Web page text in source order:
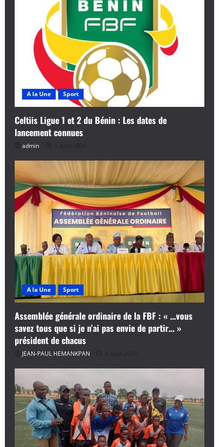
A la Une Sport
Celtiis Ligue 1 et 2 du Bénin : Les dates de
lancement connues
admin 5 août 2026
A la Une Sport
Assemblée générale ordinaire de la FBF : « …vous
savez tous que si je n’ai pas envie de partir… »
président de chacus
JEAN-PAUL HEMANKPAN 5 août 2026